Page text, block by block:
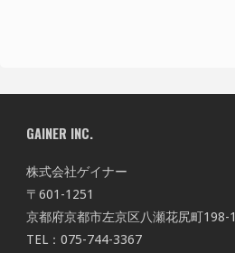
GAINER INC.
株式会社ゲイナー
〒601-1251
京都府京都市左京区八瀬花尻町198-1
TEL：075-744-3367